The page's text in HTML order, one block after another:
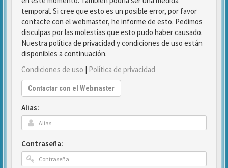
temporal. Si cree que esto es un posible error, por favor
contacte con el webmaster, he informe de esto. Pedimos
disculpas por las molestias que esto pudo haber causado.
Nuestra política de privacidad y condiciones de uso están
disponibles a continuación.
Condiciones de uso | Política de privacidad
Contactar con el Webmaster
Alias:
Contraseña: